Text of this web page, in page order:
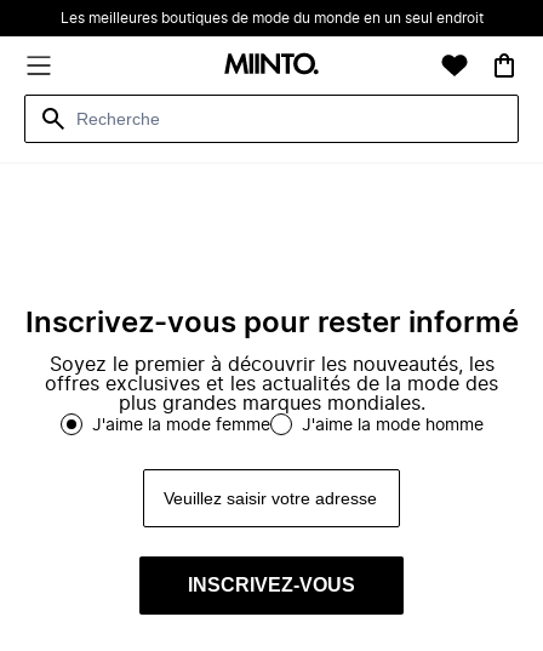
Les meilleures boutiques de mode du monde en un seul endroit
Inscrivez-vous pour rester informé
Soyez le premier à découvrir les nouveautés, les
offres exclusives et les actualités de la mode des
plus grandes marques mondiales.
J'aime la mode femme J'aime la mode homme
INSCRIVEZ-VOUS